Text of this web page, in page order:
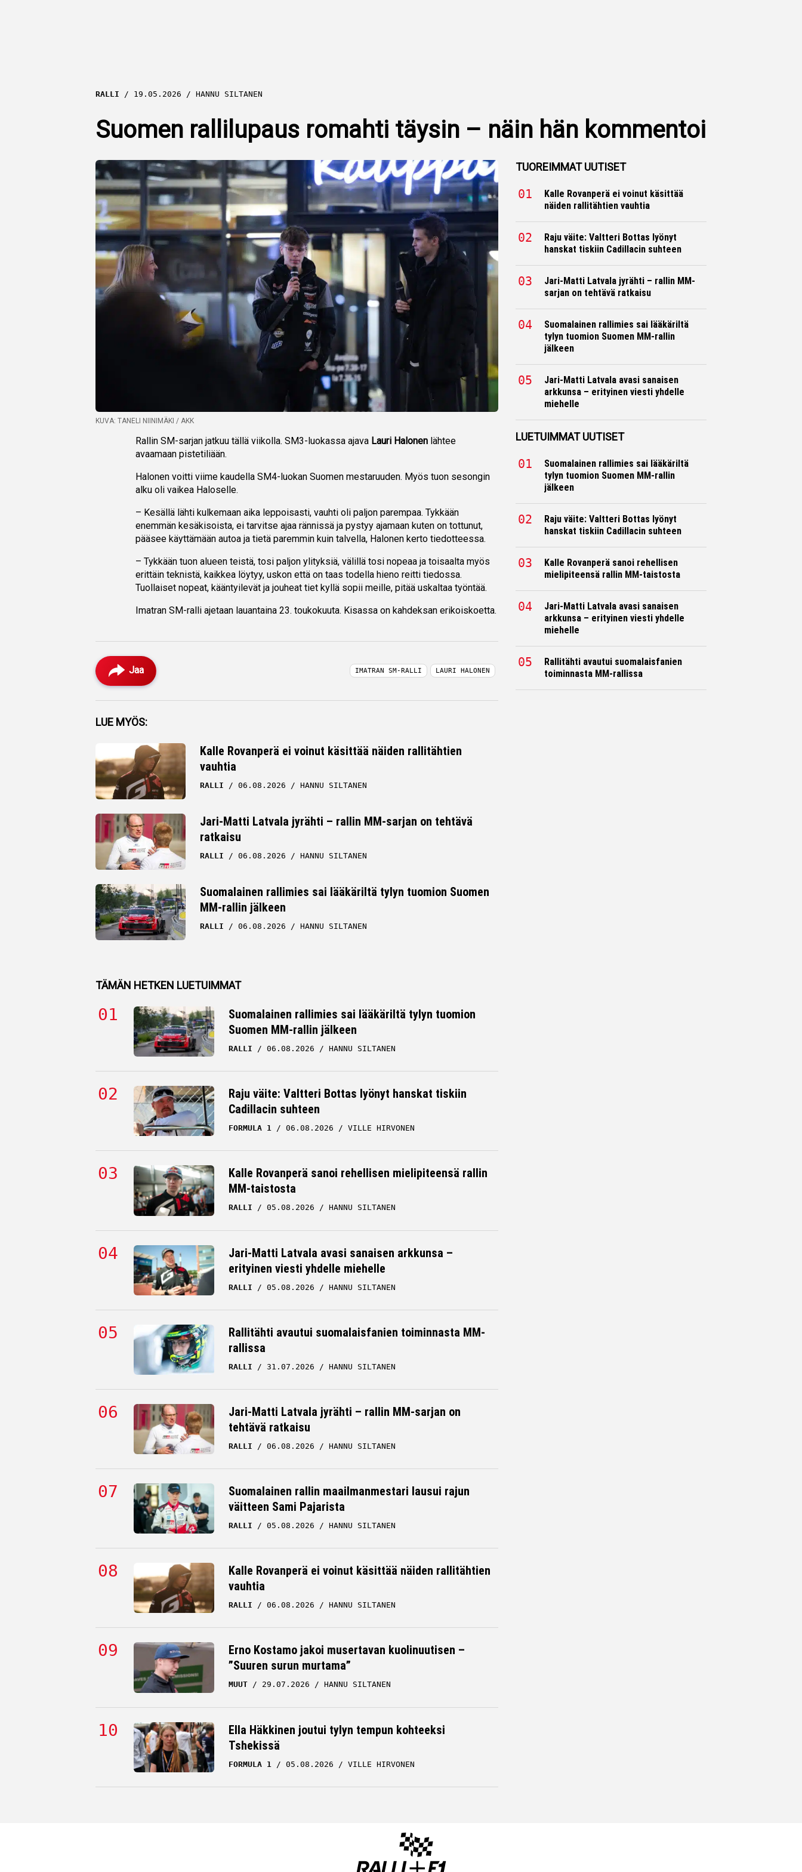
RALLI 19.05.2026 HANNU SILTANEN
Suomen rallilupaus romahti täysin – näin hän kommentoi
KUVA: TANELI NIINIMÄKI / AKK
Rallin SM-sarjan jatkuu tällä viikolla. SM3-luokassa ajava Lauri Halonen lähtee
avaamaan pistetiliään.
Halonen voitti viime kaudella SM4-luokan Suomen mestaruuden. Myös tuon sesongin
alku oli vaikea Haloselle.
– Kesällä lähti kulkemaan aika leppoisasti, vauhti oli paljon parempaa. Tykkään
enemmän kesäkisoista, ei tarvitse ajaa rännissä ja pystyy ajamaan kuten on tottunut,
pääsee käyttämään autoa ja tietä paremmin kuin talvella, Halonen kerto tiedotteessa.
– Tykkään tuon alueen teistä, tosi paljon ylityksiä, välillä tosi nopeaa ja toisaalta myös
erittäin teknistä, kaikkea löytyy, uskon että on taas todella hieno reitti tiedossa.
Tuollaiset nopeat, kääntyilevät ja jouheat tiet kyllä sopii meille, pitää uskaltaa työntää.
Imatran SM-ralli ajetaan lauantaina 23. toukokuuta. Kisassa on kahdeksan erikoiskoetta.
Jaa
Facebook
Whatsapp
IMATRAN SM-RALLI LAURI HALONEN
LUE MYÖS:
Kalle Rovanperä ei voinut käsittää näiden rallitähtien
vauhtia
RALLI 06.08.2026 HANNU SILTANEN
Jari-Matti Latvala jyrähti – rallin MM-sarjan on tehtävä
ratkaisu
RALLI 06.08.2026 HANNU SILTANEN
Suomalainen rallimies sai lääkäriltä tylyn tuomion Suomen
MM-rallin jälkeen
RALLI 06.08.2026 HANNU SILTANEN
TÄMÄN HETKEN LUETUIMMAT
Suomalainen rallimies sai lääkäriltä tylyn tuomion
Suomen MM-rallin jälkeen
RALLI 06.08.2026 HANNU SILTANEN
Raju väite: Valtteri Bottas lyönyt hanskat tiskiin
Cadillacin suhteen
FORMULA 1 06.08.2026 VILLE HIRVONEN
Kalle Rovanperä sanoi rehellisen mielipiteensä rallin
MM-taistosta
RALLI 05.08.2026 HANNU SILTANEN
Jari-Matti Latvala avasi sanaisen arkkunsa –
erityinen viesti yhdelle miehelle
RALLI 05.08.2026 HANNU SILTANEN
Rallitähti avautui suomalaisfanien toiminnasta MM-
rallissa
RALLI 31.07.2026 HANNU SILTANEN
Jari-Matti Latvala jyrähti – rallin MM-sarjan on
tehtävä ratkaisu
RALLI 06.08.2026 HANNU SILTANEN
Suomalainen rallin maailmanmestari lausui rajun
väitteen Sami Pajarista
RALLI 05.08.2026 HANNU SILTANEN
Kalle Rovanperä ei voinut käsittää näiden rallitähtien
vauhtia
RALLI 06.08.2026 HANNU SILTANEN
Erno Kostamo jakoi musertavan kuolinuutisen –
”Suuren surun murtama”
MUUT 29.07.2026 HANNU SILTANEN
Ella Häkkinen joutui tylyn tempun kohteeksi
Tshekissä
FORMULA 1 05.08.2026 VILLE HIRVONEN
TUOREIMMAT UUTISET
Kalle Rovanperä ei voinut käsittää
näiden rallitähtien vauhtia
Raju väite: Valtteri Bottas lyönyt
hanskat tiskiin Cadillacin suhteen
Jari-Matti Latvala jyrähti – rallin MM-
sarjan on tehtävä ratkaisu
Suomalainen rallimies sai lääkäriltä
tylyn tuomion Suomen MM-rallin
jälkeen
Jari-Matti Latvala avasi sanaisen
arkkunsa – erityinen viesti yhdelle
miehelle
LUETUIMMAT UUTISET
Suomalainen rallimies sai lääkäriltä
tylyn tuomion Suomen MM-rallin
jälkeen
Raju väite: Valtteri Bottas lyönyt
hanskat tiskiin Cadillacin suhteen
Kalle Rovanperä sanoi rehellisen
mielipiteensä rallin MM-taistosta
Jari-Matti Latvala avasi sanaisen
arkkunsa – erityinen viesti yhdelle
miehelle
Rallitähti avautui suomalaisfanien
toiminnasta MM-rallissa